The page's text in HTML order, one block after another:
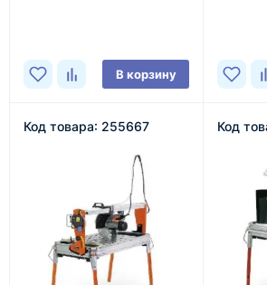
В корзину
Код товара: 255667 Код